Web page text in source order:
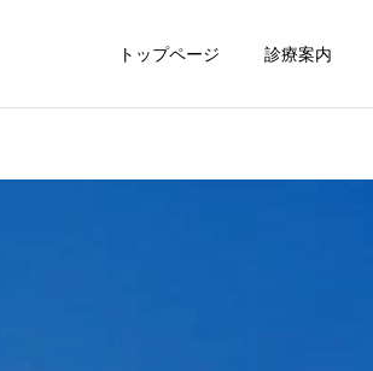
トップページ 診療案内